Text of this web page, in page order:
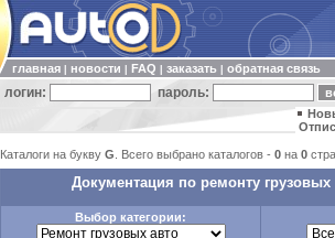
главная новости FAQ заказать обратная связь
логин: пароль:
Каталоги на букву G . Всего выбрано каталогов - 0 на 0
Документация по ремонту
Выбор категории: